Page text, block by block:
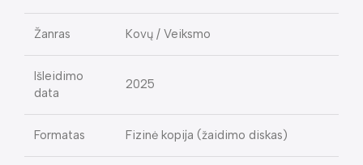
Žanras Kovų / Veiksmo
Išleidimo
data
2025
Formatas Fizinė kopija (žaidimo diskas)